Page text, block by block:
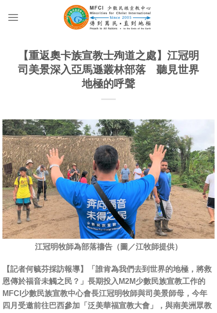
【重返奧卡族宣教士殉道之處】江冠明
司美景深入亞馬遜叢林部落 聽見世界
地極的呼聲
江冠明牧師為部落禱告（圖／江牧師提供）
【記者何毓芬採訪報導】「誰肯為我們去到世界的地極，將救
恩傳於福音未觸之民？」長期投入M2M少數民族宣教工作的
MFCI少數民族宣教中心會長江冠明牧師與司美景師母，今年
四月受邀前往巴西參加「泛美華福宣教大會」，與南美洲眾教